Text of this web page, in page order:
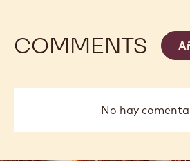
COMMENTS
No hay